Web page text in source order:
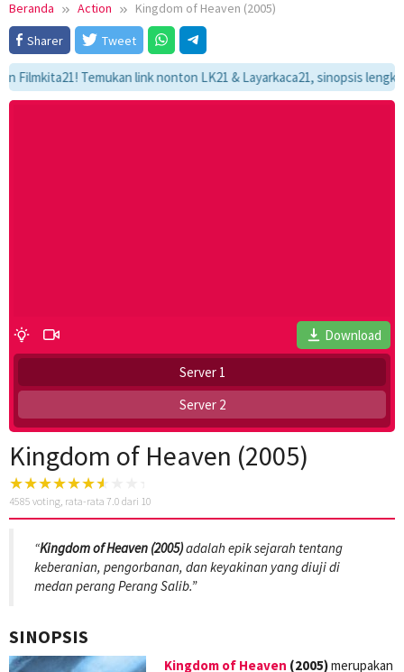
Beranda Action
Kingdom of Heaven (2005)
Sharer
Tweet
Temukan link nonton LK21 & Layarkaca21, sinopsis
Download
Server 1
Server 2
Kingdom of Heaven (2005)
4585 voting, rata-rata 7.0 dari 10
“Kingdom of Heaven (2005)adalah epik sejarah tentang
keberanian, pengorbanan, dan keyakinan yang diuji di
medan perang Perang Salib.”
SINOPSIS
Kingdom of Heaven (2005)merupakan